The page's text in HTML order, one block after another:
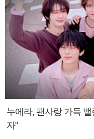
누에라, 팬사랑 가득
자"